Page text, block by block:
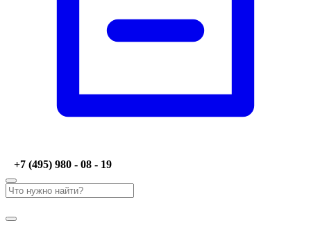
+7 (495) 980 - 08 - 19